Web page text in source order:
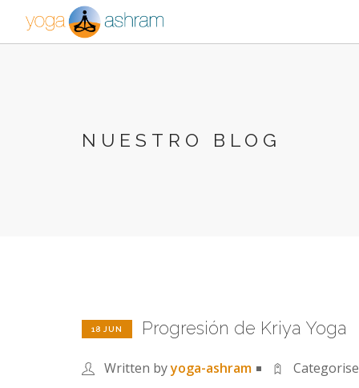
NUESTRO BLOG
18 JUN Progresión de Kriya Yoga
Written byyoga-ashram